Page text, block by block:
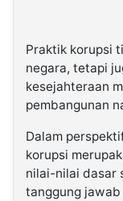
Praktik korupsi
negara, tetapi
kesejahteraan
pembangunan
Dalam
korupsi
nilai-nilai dasar
tanggung